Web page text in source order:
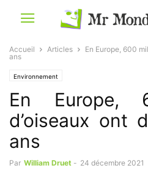
Accueil Articles
En Europe, 600
ans
Environnement
En Europe,
d’oiseaux ont
ans
Par William Druet - 24 décembre 2021